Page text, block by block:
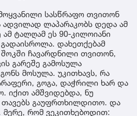
სასწრაფო თვითონ
ლაპარაკობს დედა ამ
ტალღამ ეს 90-კილოიანი
გადაისროლა. დახეთქებამ
შოკში ჩავარდნილი თვითონ,
გარეშე გამოსულა
მოსულა. უკითხავს, რა
გოგა, დაჭრილი ხარ და
იქით ამშვიდებდა, ნუ
თავებს გაუფრთხილდითო. და
მერე, რომ ვეკითხებოდით: